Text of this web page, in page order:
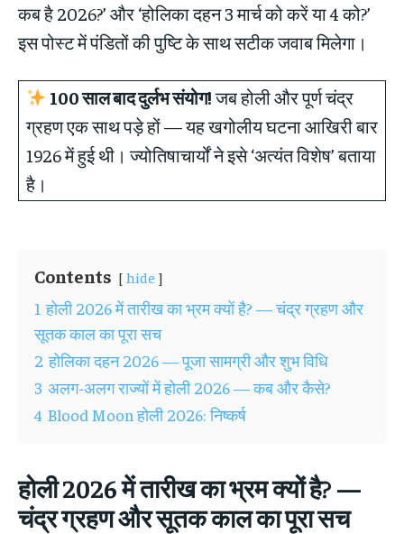
कब है 2026?’ और ‘होलिका दहन 3 मार्च को करें या 4 को?’
इस पोस्ट में पंडितों की पुष्टि के साथ सटीक जवाब मिलेगा।
100 साल बाद दुर्लभ संयोग!जब होली और पूर्ण चंद्र
ग्रहण एक साथ पड़े हों — यह खगोलीय घटना आखिरी बार
1926 में हुई थी। ज्योतिषाचार्यों ने इसे ‘अत्यंत विशेष’ बताया
है।
Contents hide
1 होली 2026 में तारीख का भ्रम क्यों है? — चंद्र ग्रहण और
सूतक काल का पूरा सच
2 होलिका दहन 2026 — पूजा सामग्री और शुभ विधि
3 अलग-अलग राज्यों में होली 2026 — कब और कैसे?
4 Blood Moon होली 2026: निष्कर्ष
होली 2026 में तारीख का भ्रम क्यों है? —
चंद्र ग्रहण और सूतक काल का पूरा सच